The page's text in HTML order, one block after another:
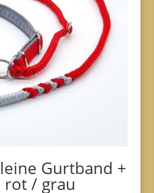
Gurtband +
/ grau